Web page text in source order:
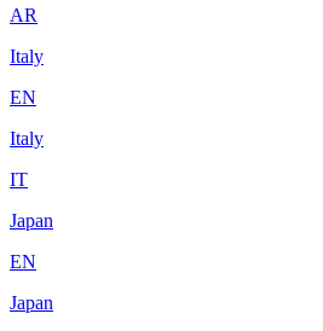
AR
Italy
EN
Italy
IT
Japan
EN
Japan